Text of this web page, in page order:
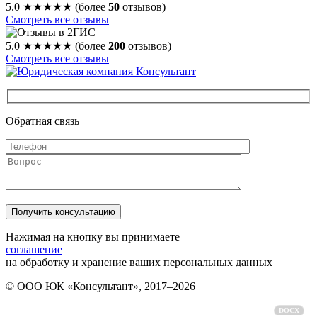
5.0 ★★★★★ (более 50 отзывов)
Смотреть все отзывы
5.0 ★★★★★ (более 200 отзывов)
Смотреть все отзывы
Обратная связь
Нажимая на кнопку вы принимаете
соглашение
на обработку и хранение ваших персональных данных
© ООО ЮК «Консультант», 2017–2026
DOCX